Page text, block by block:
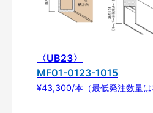
〈UB23〉
MF01-0123-1015
¥43,300/本（最低発注数量は